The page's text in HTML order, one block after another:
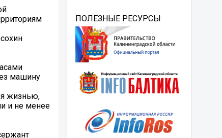
машину
жизнью,
и не менее
ПОЛЕЗНЫЕ РЕСУРСЫ